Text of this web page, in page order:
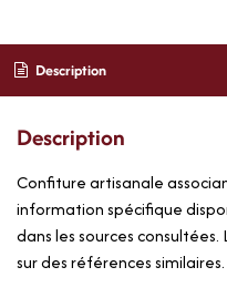
Description
Description
Confiture artisanale
information spécifique
dans les sources
sur des références similaires.